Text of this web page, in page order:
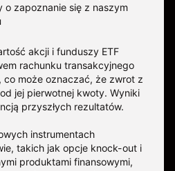
o zapoznanie się z naszym
akcji i funduszy ETF
rachunku transakcyjnego
co może oznaczać, że zwrot z
jej pierwotnej kwoty. Wyniki
przyszłych rezultatów.
instrumentach
takich jak opcje knock-out i
produktami finansowymi,